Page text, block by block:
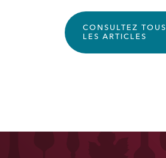
CONSULTEZ TOUS
LES ARTICLES